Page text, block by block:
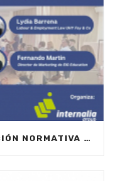
JORNADA MOBILE DAY: ADAPTACIÓN NORMATIVA 2025 – OPTIMIZA LA GESTIÓN DE EQUIPOS EN MOVILIDAD